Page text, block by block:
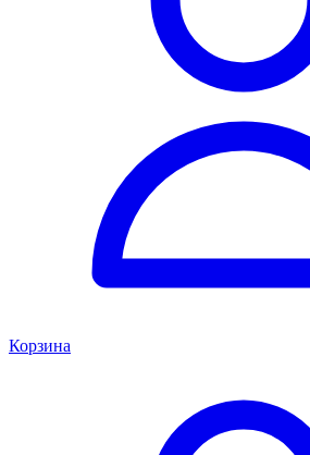
Корзина